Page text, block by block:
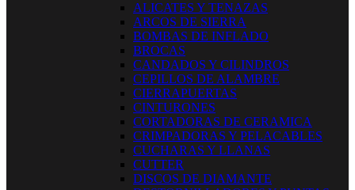
ALICATES Y TENAZAS
ARCOS DE SIERRA
BOMBAS DE INFLADO
BROCAS
CANDADOS Y CILINDROS
CEPILLOS DE ALAMBRE
CIERRAPUERTAS
CINTURONES
CORTADORAS DE CERAMICA
CRIMPADORAS Y PELACABLES
CUCHARAS Y LLANAS
CUTTER
DISCOS DE DIAMANTE